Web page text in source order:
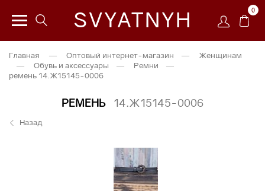
SVYATNYH 0
Главная — Оптовый интернет-магазин —
Женщинам
—
Обувь и аксессуары — Ремни
—
ремень 14.Ж15145-0006
РЕМЕНЬ 14.Ж15145-0006
Назад